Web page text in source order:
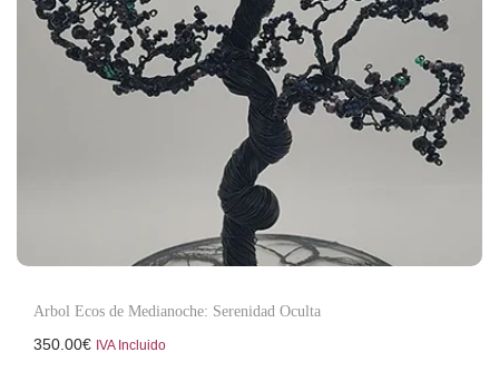
Arbol Ecos de Medianoche: Serenidad Oculta
350.00€ IVA Incluido